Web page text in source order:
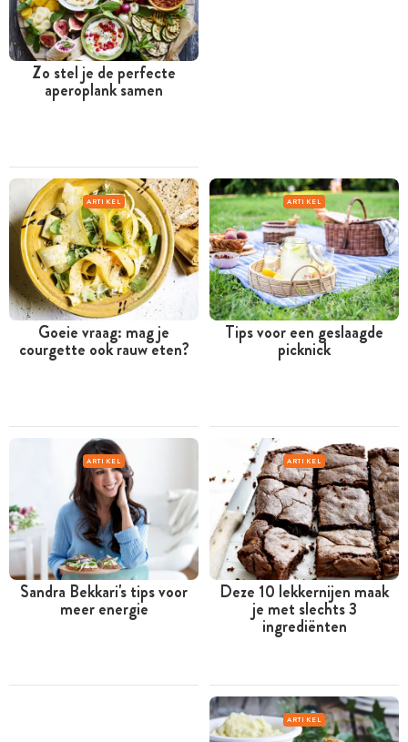
Zo stel je de perfecte
aperoplank samen
ARTIKEL
Goeie vraag: mag je
courgette ook rauw eten?
ARTIKEL
Tips voor een geslaagde
picknick
ARTIKEL
Sandra Bekkari's tips voor
meer energie
ARTIKEL
Deze 10 lekkernijen maak
je met slechts 3
ingrediënten
ARTIKEL